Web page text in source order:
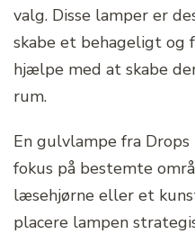
valg. Disse lamper er
skabe et behageligt og
hjælpe med at skabe
rum.
En gulvlampe fra
fokus på bestemte
læsehjørne eller et
placere lampen